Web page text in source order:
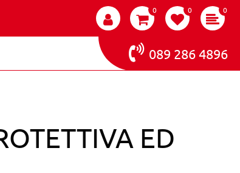
0 0 0
089 286 4896
ED